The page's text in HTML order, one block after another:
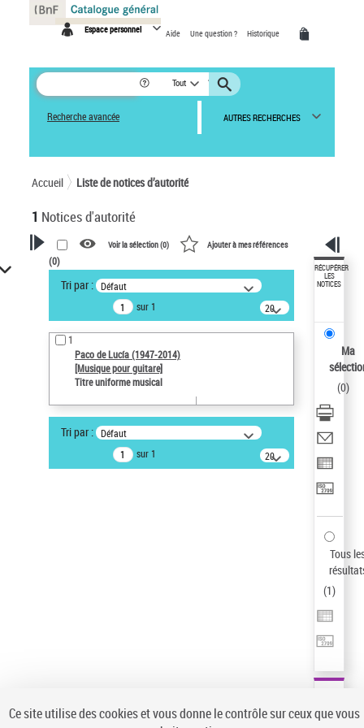
Espace personnel Aide Une question ? Historique
Tout
Recherche avancée AUTRES RECHERCHES
Accueil Liste de notices d’autorité
1 Notices d'autorité
VOTRE RECHERCHE
Recherche avancée dans les
notices d’autorité
Œuvres liées à l'auteur :
Paco de Lucía (1947-2014)
Auteur d’œuvre
Paco de Lucía (1947-2014)
Sauvegarder votre recherche
Voir la sélection (0) Ajouter à mes références
(0)
Tri par : Défaut
sur 1
20
résultats/page
1
Paco de Lucía (1947-2014)
[Musique pour guitare]
Titre uniforme musical
Tri par : Défaut
sur 1
20
résultats/page
RÉCUPÉRER
LES
NOTICES
Ma
(0)
Tous
(1)
Panneau de gestion des cookies
Ce site utilise des cookies et vous donne le contrôle sur ceux que vous